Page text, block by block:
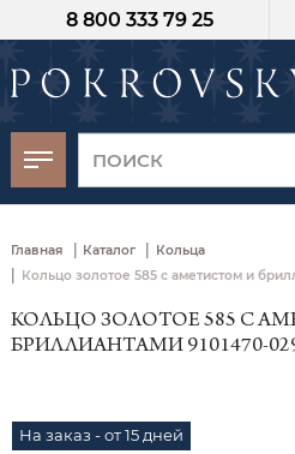
8 800 333 79 25
Главная | Каталог | Кольца
| Кольцо золотое 585 с аметистом и
КОЛЬЦО ЗОЛОТОЕ 585 С
БРИЛЛИАНТАМИ 9101470-
На заказ - от 15 дней
-30%
от 15 дней с
момента оплаты